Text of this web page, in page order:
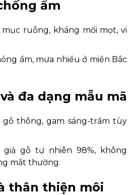
ẩm
ruỗng, kháng mối mọt, vi
ẩm, mưa nhiều ở miền Bắc
đa dạng mẫu mã
gỗ thông, gam sáng-trầm tùy
gỗ tự nhiên 98%, không
mắt thường.
thân thiện môi